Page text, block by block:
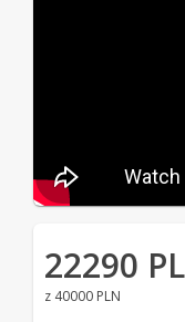
22290
z 40000 PLN